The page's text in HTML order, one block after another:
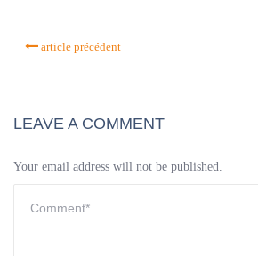
article précédent
LEAVE A COMMENT
Your email address will not be published.